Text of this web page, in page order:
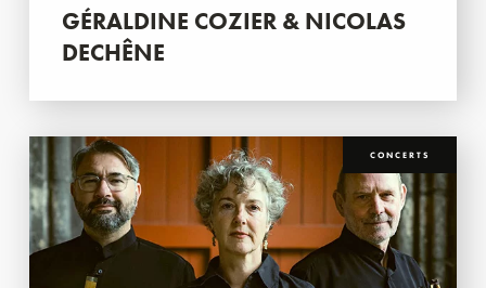
GÉRALDINE COZIER & NICOLAS
DECHÊNE
CONCERTS